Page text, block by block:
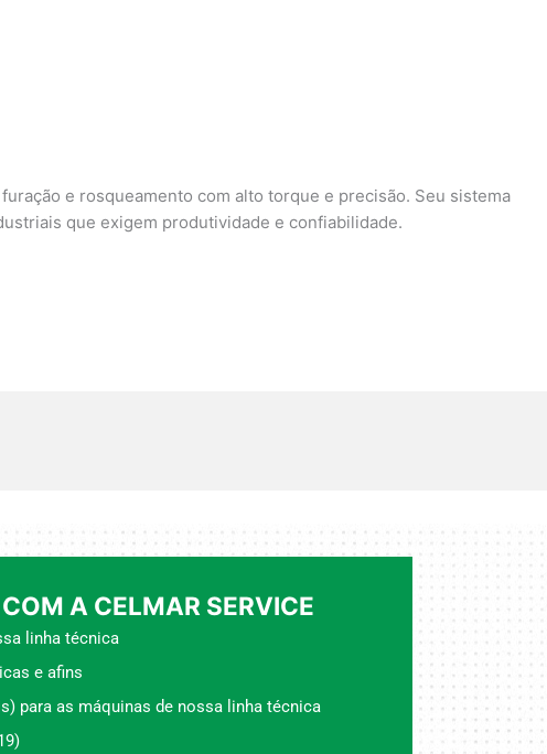
e rosqueamento com alto torque e precisão. Seu sistema
que exigem produtividade e confiabilidade.
A CELMAR SERVICE
linha técnica
e afins
para as máquinas de nossa linha técnica